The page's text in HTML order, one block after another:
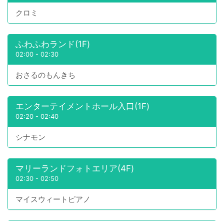
クロミ
ふわふわランド(1F)
02:00 - 02:30
おさるのもんきち
エンターテイメントホール入口(1F)
02:20 - 02:40
シナモン
マリーランドフォトエリア(4F)
02:30 - 02:50
マイスウィートピアノ